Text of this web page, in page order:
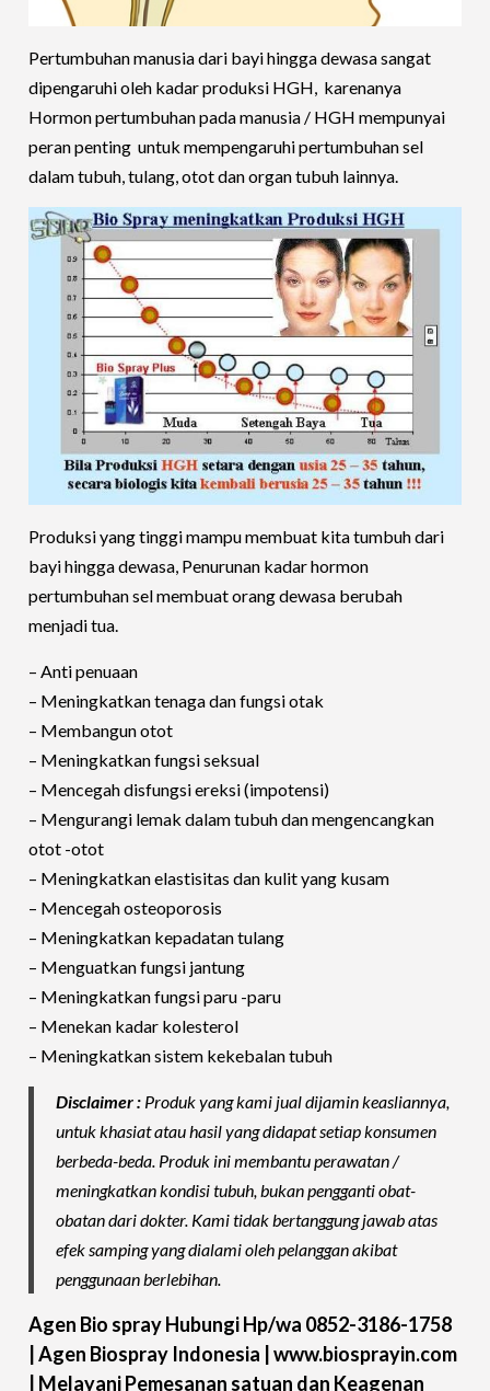
Pertumbuhan manusia dari bayi hingga dewasa sangat
dipengaruhi oleh kadar produksi HGH, karenanya
Hormon pertumbuhan pada manusia / HGH mempunyai
peran penting untuk mempengaruhi pertumbuhan sel
dalam tubuh, tulang, otot dan organ tubuh lainnya.
Produksi yang tinggi mampu membuat kita tumbuh dari
bayi hingga dewasa, Penurunan kadar hormon
pertumbuhan sel membuat orang dewasa berubah
menjadi tua.
– Anti penuaan
– Meningkatkan tenaga dan fungsi otak
– Membangun otot
– Meningkatkan fungsi seksual
– Mencegah disfungsi ereksi (impotensi)
– Mengurangi lemak dalam tubuh dan mengencangkan
otot -otot
– Meningkatkan elastisitas dan kulit yang kusam
– Mencegah osteoporosis
– Meningkatkan kepadatan tulang
– Menguatkan fungsi jantung
– Meningkatkan fungsi paru -paru
– Menekan kadar kolesterol
– Meningkatkan sistem kekebalan tubuh
Disclaimer : Produk yang kami jual dijamin keasliannya,
untuk khasiat atau hasil yang didapat setiap konsumen
berbeda-beda. Produk ini membantu perawatan /
meningkatkan kondisi tubuh, bukan pengganti obat-
obatan dari dokter. Kami tidak bertanggung jawab atas
efek samping yang dialami oleh pelanggan akibat
penggunaan berlebihan.
Agen Bio spray Hubungi Hp/wa 0852-3186-1758
| Agen Biospray Indonesia | www.biosprayin.com
| Melayani Pemesanan satuan dan Keagenan